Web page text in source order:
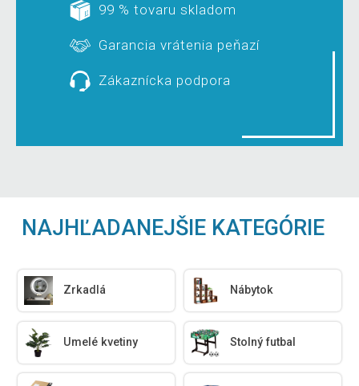
99 % tovaru skladom
Garancia vrátenia peňazí
Zákaznícka podpora
NAJHĽADANEJŠIE KATEGÓRIE
Zrkadlá Nábytok
Umelé kvetiny Stolný futbal